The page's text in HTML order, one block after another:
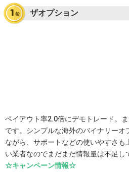
ザオプション
ペイアウト率2.0倍にデモトレード。
です。シンプルな海外のバイナリーオ
ながら、サポートなどの使いやすさも
い業者なのでまだまだ情報量は不足し
☆キャンペーン情報☆